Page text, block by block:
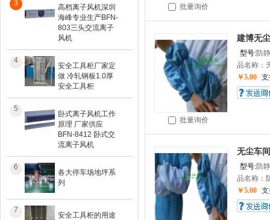
3
高档离子风机深圳
海峰专业生产BFN-
803三头交流离子
风机
4
安全工具柜厂家定
做 冷轧钢板1.0厚
安全工具柜
5
卧式离子风机工作
原理 厂家供应
BFN-8412 卧式交
流离子风机
6
各大停车场地坪系
列
7
安全工具柜的用途
批量询价
批量询价
建博无
型号:防
品名称：
￥5.00
无尘车
型号:防
品名称：
￥5.00